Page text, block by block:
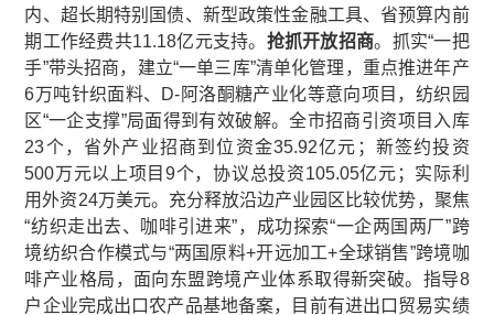
内、超长期特别国债、新型政策性金融工具、省预算内前
期工作经费共11.18亿元支持。 抢抓开放招商。抓实“一把
手”带头招商，建立“一单三库”清单化管理，重点推进年产
6万吨针织面料、D-阿洛酮糖产业化等意向项目，纺织园
区“一企支撑”局面得到有效破解。全市招商引资项目入库
23个，省外产业招商到位资金35.92亿元；新签约投资
500万元以上项目9个，协议总投资105.05亿元；实际利
用外资24万美元。充分释放沿边产业园区比较优势，聚焦
“纺织走出去、咖啡引进来”，成功探索“一企两国两厂”跨
境纺织合作模式与“两国原料+开远加工+全球销售”跨境咖
啡产业格局，面向东盟跨境产业体系取得新突破。指导8
户企业完成出口农产品基地备案，目前有进出口贸易实绩